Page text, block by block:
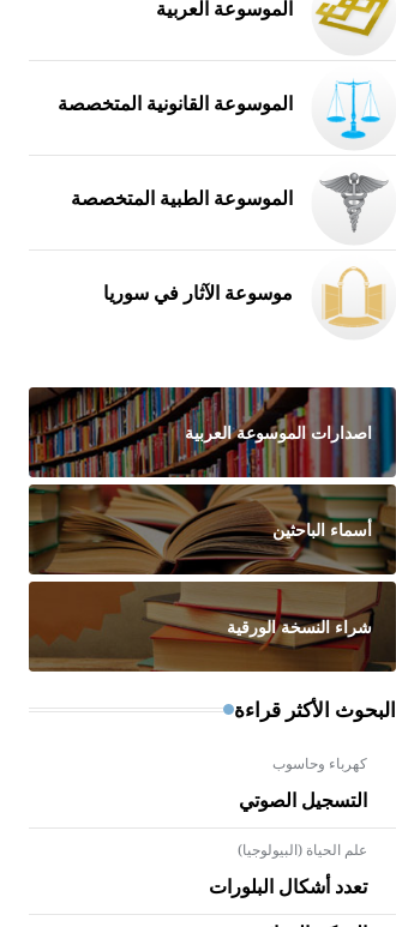
الموسوعة العربية
الموسوعة القانونية المتخصصة
الموسوعة الطبية المتخصصة
موسوعة الآثار في سوريا
اصدارات الموسوعة العربية
أسماء الباحثين
شراء النسخة الورقية
البحوث الأكثر قراءة
كهرباء وحاسوب
التسجيل الصوتي
علم الحياة (البيولوجيا)
تعدد أشكال البلورات